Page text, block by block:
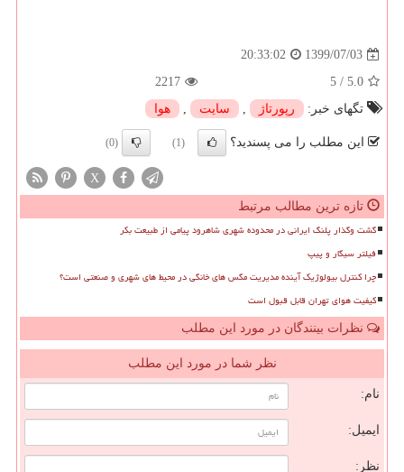
1399/07/03
20:33:02
5.0
/
5
2217
تگهای خبر:
رپورتاژ , سایت , هوا
این مطلب را می پسندید؟ (1)
(0)
X
تازه ترین مطالب مرتبط
گشت وگذار پلنگ ایرانی در محدوده شهری شاهرود پیامی از طبیعت بکر
فیلتر سیگار و پیپ
چرا کنترل بیولوژیک آینده مدیریت مگس های خانگی در محیط های شهری و صنعتی است؟
کیفیت هوای تهران قابل قبول است
نظرات بینندگان در مورد این مطلب
نظر شما در مورد این مطلب
نام:
ایمیل:
نظر: